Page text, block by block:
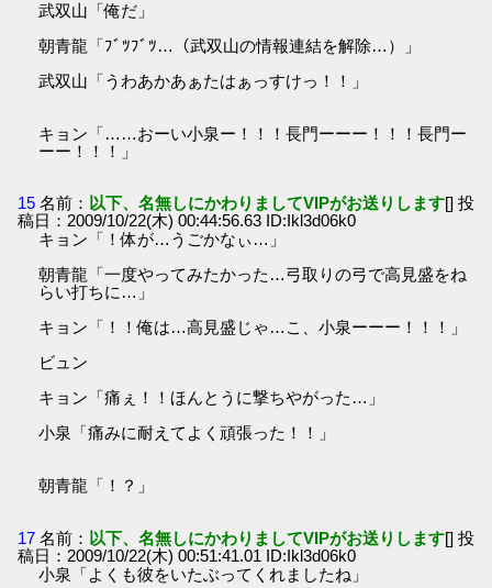
武双山「俺だ」
朝青龍「ﾌﾞﾂﾌﾞﾂ…（武双山の情報連結を解除…）」
武双山「うわあかあぁたはぁっすけっ！！」
キョン「……おーい小泉ー！！！長門ーーー！！！長門ー
ーー！！！」
15 名前： 以下、名無しにかわりましてVIPがお送りします[] 投
稿日：2009/10/22(木) 00:44:56.63 ID:Ikl3d06k0
キョン「！体が…うごかなぃ…」
朝青龍「一度やってみたかった…弓取りの弓で高見盛をね
らい打ちに…」
キョン「！！俺は…高見盛じゃ…こ、小泉ーーー！！！」
ビュン
キョン「痛ぇ！！ほんとうに撃ちやがった…」
小泉「痛みに耐えてよく頑張った！！」
朝青龍「！？」
17 名前： 以下、名無しにかわりましてVIPがお送りします[] 投
稿日：2009/10/22(木) 00:51:41.01 ID:Ikl3d06k0
小泉「よくも彼をいたぶってくれましたね」